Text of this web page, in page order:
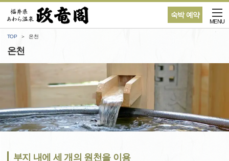
숙박 예약
MENU
TOP 온천
온천
부지 내에 세 개의 원천을 이용